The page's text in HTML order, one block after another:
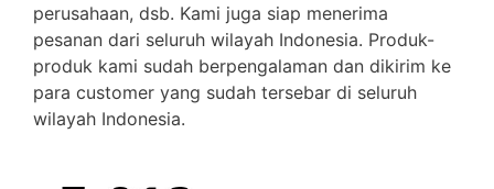
perusahaan, dsb. Kami juga siap menerima
pesanan dari seluruh wilayah Indonesia. Produk-
produk kami sudah berpengalaman dan dikirim ke
para customer yang sudah tersebar di seluruh
wilayah Indonesia.